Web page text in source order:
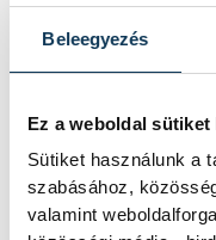
Beleegyezés
Ez a weboldal sütiket
Sütiket használunk a
szabásához,
valamint